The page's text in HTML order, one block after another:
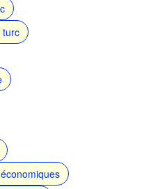
turc